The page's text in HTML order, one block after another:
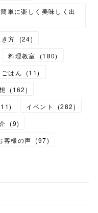
単に楽しく美味しく出
方 (24)
料理教室 (180)
はん (11)
(162)
) イベント (282)
(9)
客様の声 (97)